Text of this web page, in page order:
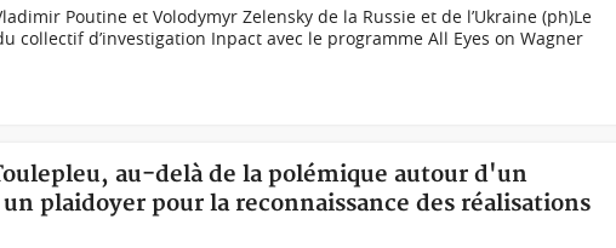
Poutine et Volodymyr Zelensky de la Russie et de l’Ukraine (ph)Le
collectif d’investigation Inpact avec le programme All Eyes on Wagner
au-delà de la polémique autour d'un
plaidoyer pour la reconnaissance des réalisations